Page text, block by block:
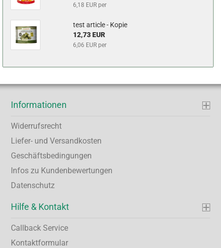
6,18 EUR per
test article - Kopie
12,73 EUR
6,06 EUR per
Informationen
Widerrufsrecht
Liefer- und Versandkosten
Geschäftsbedingungen
Infos zu Kundenbewertungen
Datenschutz
Hilfe & Kontakt
Callback Service
Kontaktformular